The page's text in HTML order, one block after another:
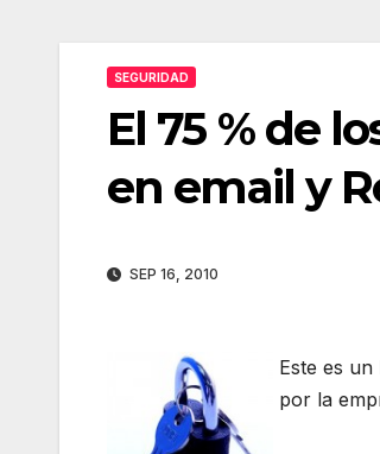
SEGURIDAD
El 75 % de
en email y
SEP 16, 2010
Este es
por la